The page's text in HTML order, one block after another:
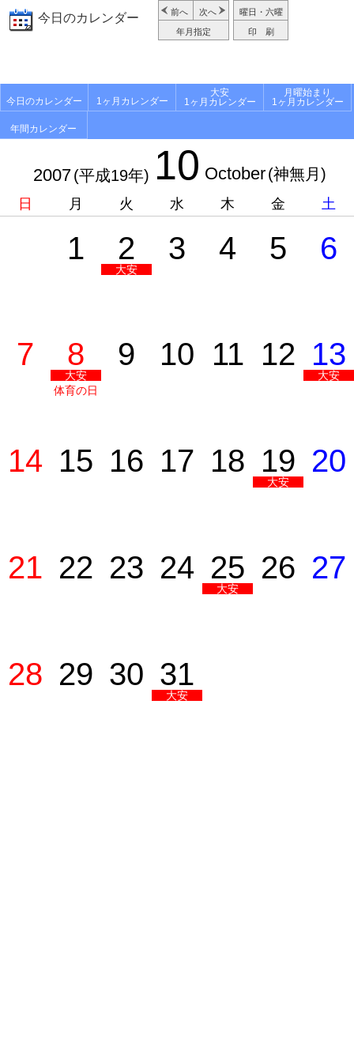
今日のカレンダー 前へ 次へ
年月指定
曜日・六曜
印 刷
今日のカレンダー 1ヶ月カレンダー
大安
1ヶ月カレンダー
月曜始まり
1ヶ月カレンダー
年間カレンダー
2007(平成19年) 10 October(神無月)
日 月 火 水 木 金 土
1 2
大安
3 4 5 6
7 8
大安
体育の日
9 10 11 12 13
大安
14 15 16 17 18 19
大安
20
21 22 23 24 25
大安
26 27
28 29 30 31
大安